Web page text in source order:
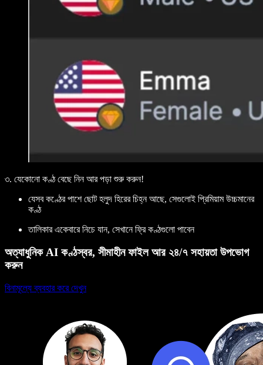
৩. যেকোনো কণ্ঠ বেছে নিন আর পড়া শুরু করুন!
যেসব কণ্ঠের পাশে ছোট হলুদ হিরের চিহ্ন আছে, সেগুলোই প্রিমিয়াম উচ্চমানের
কণ্ঠ
তালিকার একেবারে নিচে যান, সেখানে ফ্রি কণ্ঠগুলো পাবেন
অত্যাধুনিক AI কণ্ঠস্বর, সীমাহীন ফাইল আর ২৪/৭ সহায়তা উপভোগ
করুন
বিনামূল্যে ব্যবহার করে দেখুন